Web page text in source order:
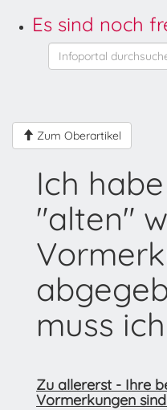
Es sind noch
Zum Oberartikel
Ich
"alten"
muss
Zu allererst - Ihre
Vormerkungen